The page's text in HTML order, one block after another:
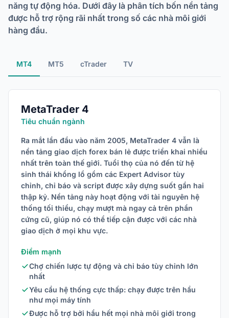
năng tự động hóa. Dưới đây là phân tích bốn nền tảng
được hỗ trợ rộng rãi nhất trong số các nhà môi giới
hàng đầu.
MT4 MT5 cTrader TV
MetaTrader 4
Tiêu chuẩn ngành
Ra mắt lần đầu vào năm 2005, MetaTrader 4 vẫn là
nền tảng giao dịch forex bán lẻ được triển khai nhiều
nhất trên toàn thế giới. Tuổi thọ của nó đến từ hệ
sinh thái khổng lồ gồm các Expert Advisor tùy
chỉnh, chỉ báo và script được xây dựng suốt gần hai
thập kỷ. Nền tảng này hoạt động với tài nguyên hệ
thống tối thiểu, chạy mượt mà ngay cả trên phần
cứng cũ, giúp nó có thể tiếp cận được với các nhà
giao dịch ở mọi khu vực.
Điểm mạnh
Chợ chiến lược tự động và chỉ báo tùy chỉnh lớn
nhất
Yêu cầu hệ thống cực thấp: chạy được trên hầu
như mọi máy tính
Được hỗ trợ bởi hầu hết mọi nhà môi giới trong